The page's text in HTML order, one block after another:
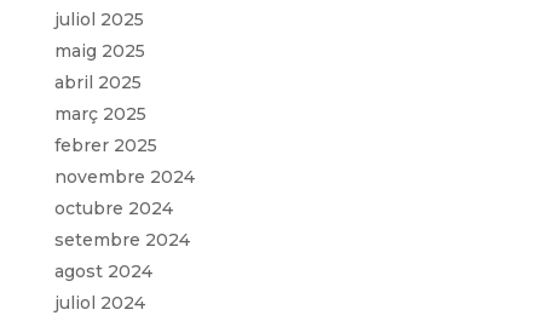
juliol 2025
maig 2025
abril 2025
març 2025
febrer 2025
novembre 2024
octubre 2024
setembre 2024
agost 2024
juliol 2024